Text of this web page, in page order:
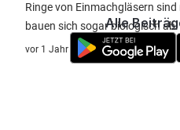
Ringe von Einmachgläsern
bauen sich sogar biologisch ab.
vor 1 Jahr
Alle